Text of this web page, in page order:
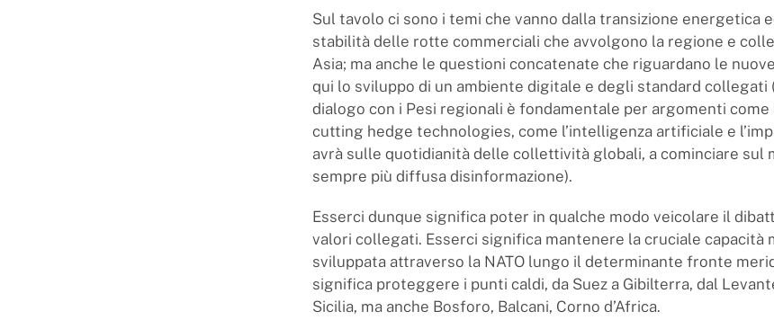
Sul tavolo ci sono i temi che vanno dalla transizione energetica
stabilità delle rotte commerciali che avvolgono la regione e
Asia; ma anche le questioni concatenate che riguardano le
qui lo sviluppo di un ambiente digitale e degli standard collegati
dialogo con i Pesi regionali è fondamentale per argomenti
cutting hedge technologies, come l’intelligenza artificiale e
avrà sulle quotidianità delle collettività globali, a cominciare sul
sempre più diffusa disinformazione).
Esserci dunque significa poter in qualche modo veicolare il
valori collegati. Esserci significa mantenere la cruciale capacità
sviluppata attraverso la NATO lungo il determinante fronte
significa proteggere i punti caldi, da Suez a Gibilterra, dal
Sicilia, ma anche Bosforo, Balcani, Corno d’Africa.